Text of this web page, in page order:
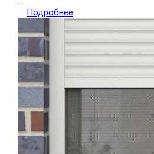
Подробнее